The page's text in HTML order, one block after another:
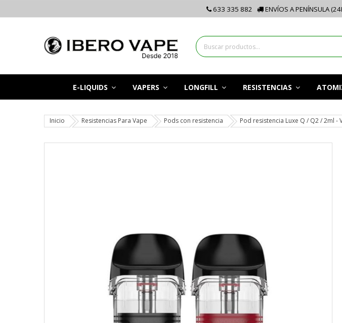
633 335 882 ENVÍOS A PENÍNSULA
E-LIQUIDS VAPERS LONGFILL RESISTENCIAS
Inicio Resistencias Para Vape Pods con resistencia Pod resistencia Luxe Q / Q2 / 2ml -